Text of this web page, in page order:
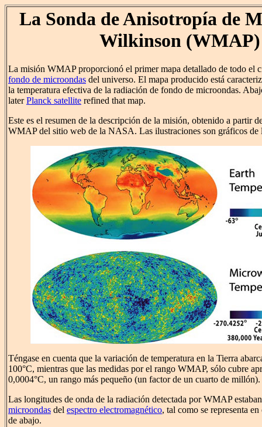
La Sonda de Anisotropía de
Wilkinson (WMAP)
La misión WMAP proporcionó el primer mapa detallado de todo el
fondo de microondas del universo. El mapa producido está
la temperatura efectiva de la radiación de fondo de microondas.
laterPlanck satellite refined that map.
Este es el resumen de la descripción de la misión, obtenido a partir
WMAP del sitio web de la NASA. Las ilustraciones son gráficos
Téngase en cuenta que la variación de temperatura en la Tierra
100°C, mientras que las medidas por el rango WMAP, sólo cubre
0,0004°C, un rango más pequeño (un factor de un cuarto de millón).
Las longitudes de onda de la radiación detectada por WMAP
microondas del espectro electromagnético, tal como se representa
de abajo.